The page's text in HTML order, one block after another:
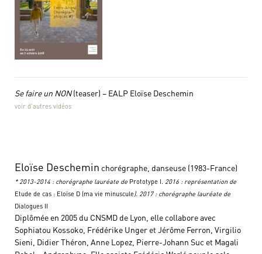
Se faire un NON(teaser) – EALP Eloïse Deschemin
voir d’autres vidéos
Eloïse Deschemin chorégraphe, danseuse (1983-France)
* 2013-2014 : chorégraphe lauréate de Prototype I. 2016 : représentation de
Etude de cas : Eloïse D (ma vie minuscule). 2017 : chorégraphe lauréate de
Dialogues II
Diplômée en 2005 du CNSMD de Lyon, elle collabore avec
Sophiatou Kossoko, Frédérike Unger et Jérôme Ferron, Virgilio
Sieni, Didier Théron, Anne Lopez, Pierre-Johann Suc et Magali